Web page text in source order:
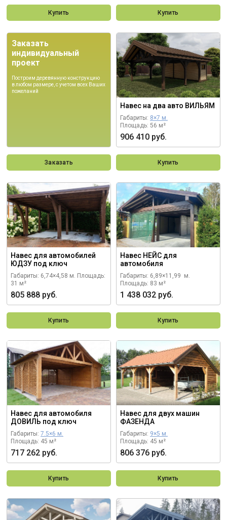
Купить Купить
Заказать
индивидуальный
проект
Построим деревянную конструкцию
в любом размере, с учетом всех Ваших
пожеланий
Заказать
Навес на два авто ВИЛЬЯМ
Габариты: 8×7 м.
Площадь: 56 м²
906 410 руб.
Купить
Навес для автомобилей
ЮДЗУ под ключ
Габариты: 6,74×4,58 м. Площадь:
31 м²
805 888 руб.
Купить
Навес НЕЙС для
автомобиля
Габариты: 6,89×11,99 м.
Площадь: 83 м²
1 438 032 руб.
Купить
Навес для автомобиля
ДОВИЛЬ под ключ
Габариты: 7.5×6 м.
Площадь: 45 м²
717 262 руб.
Купить
Навес для двух машин
ФАЗЕНДА
Габариты: 9×5 м.
Площадь: 45 м²
806 376 руб.
Купить